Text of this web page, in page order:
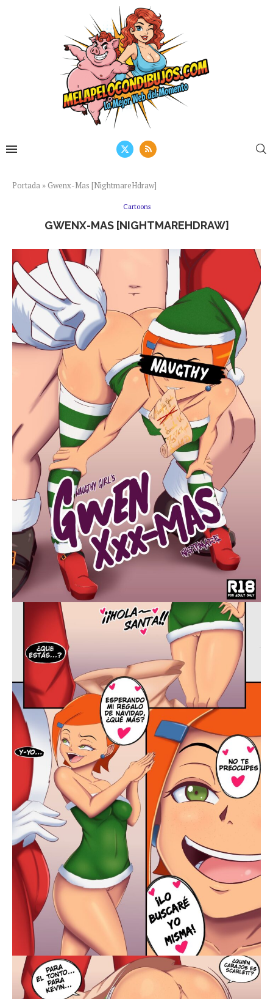
Portada » Gwenx-Mas [NightmareHdraw]
Cartoons
GWENX-MAS [NIGHTMAREHDRAW]